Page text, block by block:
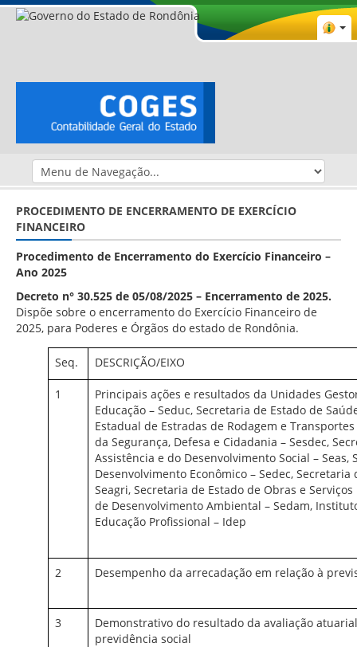
PROCEDIMENTO DE ENCERRAMENTO DE EXERCÍCIO
FINANCEIRO
Procedimento de Encerramento do Exercício Financeiro –
Ano 2025
Decreto n° 30.525 de 05/08/2025 – Encerramento de 2025.
Dispõe sobre o encerramento do Exercício Financeiro de
2025, para Poderes e Órgãos do estado de Rondônia.
Seq. DESCRIÇÃO/EIXO
1
Principais ações e resultados da Unidades
Educação – Seduc, Secretaria de Estado de
Estadual de Estradas de Rodagem e
da Segurança, Defesa e Cidadania – Sesdec,
Assistência e do Desenvolvimento Social – Seas,
Desenvolvimento Econômico – Sedec,
Seagri, Secretaria de Estado de Obras e
de Desenvolvimento Ambiental – Sedam,
Educação Profissional – Idep
2 Desempenho da arrecadação em relação à
3
Demonstrativo do resultado da avaliação
previdência social